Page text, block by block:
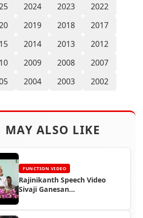
2024 2023
2022
2019 2018
2017
2014 2013
2012
2009 2008
2007
2004 2003 2002
MAY ALSO LIKE
FUNCTION VIDEO
Rajinikanth Speech Video
Sivaji Ganesan
(2017)